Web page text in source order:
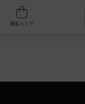
人気ボードゲーム